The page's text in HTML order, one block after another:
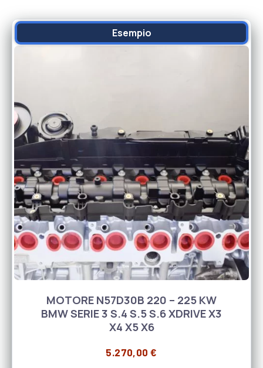
Esempio
MOTORE N57D30B 220 – 225 KW
BMW SERIE 3 S.4 S.5 S.6 XDRIVE X3
X4 X5 X6
5.270,00€